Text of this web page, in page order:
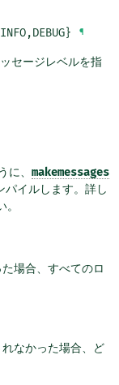
¶
セージレベルを指
に、 makemessages
パイルします。詳し
場合、すべてのロ
なかった場合、ど